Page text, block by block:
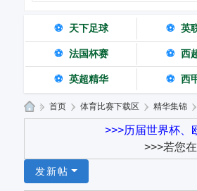
⚽ 天下足球 ⚽ 英
⚽ 法国杯赛 ⚽ 西
⚽ 英超精华 ⚽ 西
球
» 首页 › 体育比赛下载区 › 精华集锦 ›
>>>历届世界杯、
>>>若您
发新帖